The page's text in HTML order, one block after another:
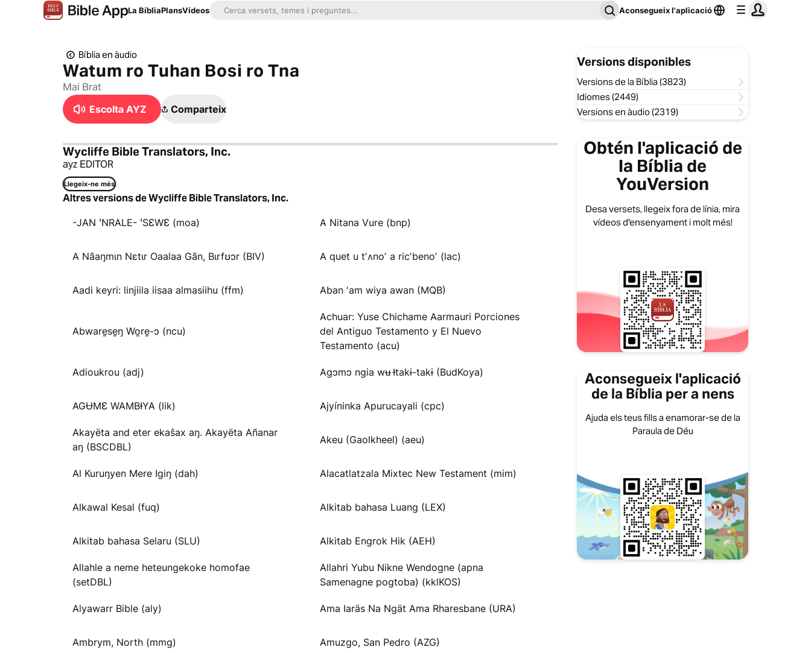
La BíbliaPlansVídeos Aconsegueix l'aplicació
Bíblia en àudio
Watum ro Tuhan Bosi ro Tna
Mai Brat
Escolta AYZ Comparteix
Wycliffe Bible Translators, Inc.
ayz EDITOR
Llegeix-ne més
Altres versions de Wycliffe Bible Translators, Inc.
-JAN ꞌNRALE- ꞌSƐWƐ (moa) A Nitana Vure (bnp)
A Nãaŋmɩn Nɛtɩr Oaalaa Gãn, Bɩrfʊɔr (BIV) A quet u tʼʌnoʼ a ricʼbenoʼ (lac)
Aadi keyri: linjiila iisaa almasiihu (ffm) Aban 'am wiya awan (MQB)
Abware̱se̱ŋ Wo̱re̱-ɔ (ncu)
Achuar: Yuse Chichame Aarmauri Porciones
del Antiguo Testamento y El Nuevo
Testamento (acu)
Adioukrou (adj) Agɔmɔ ngia wʉ Ɨtakɨ-takɨ (BudKoya)
AGɄMƐ WAMBƗYA (lik) Ajyíninka Apurucayali (cpc)
Akayëta and eter ekaŝax aŋ. Akayëta Añanar
aŋ (BSCDBL)
Akeu (Gaolkheel) (aeu)
Al Kuruŋyen Mere Igiŋ (dah) Alacatlatzala Mixtec New Testament (mim)
Alkawal Kesal (fuq) Alkitab bahasa Luang (LEX)
Alkitab bahasa Selaru (SLU) Alkitab Engrok Hik (AEH)
Allahle a neme heteungekoke homofae
(setDBL)
Allahri Yubu Nikne Wendogne (apna
Samenagne pogtoba) (kklKOS)
Alyawarr Bible (aly) Ama Iaräs Na Ngät Ama Rharesbane (URA)
Ambrym, North (mmg) Amuzgo, San Pedro (AZG)
Versions disponibles
Versions de la Bíblia (3823)
Idiomes (2449)
Versions en àudio (2319)
Obtén l'aplicació de
la Bíblia de
YouVersion
Desa versets, llegeix fora de línia, mira
vídeos d'ensenyament i molt més!
Aconsegueix l'aplicació
de la Bíblia per a nens
Ajuda els teus fills a enamorar-se de la
Paraula de Déu